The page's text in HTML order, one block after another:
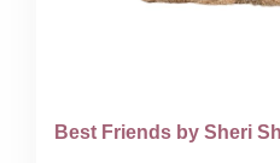
Best Friends by Sheri